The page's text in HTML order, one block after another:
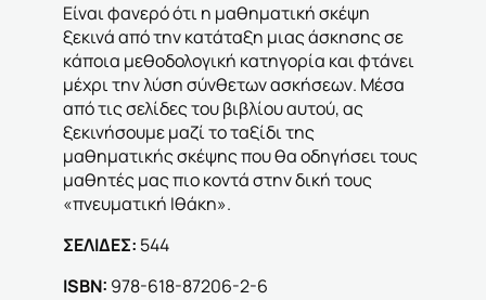
Είναι φανερό ότι η μαθηματική σκέψη
ξεκινά από την κατάταξη μιας άσκησης σε
κάποια μεθοδολογική κατηγορία και φτάνει
μέχρι την λύση σύνθετων ασκήσεων. Μέσα
από τις σελίδες του βιβλίου αυτού, ας
ξεκινήσουμε μαζί το ταξίδι της
μαθηματικής σκέψης που θα οδηγήσει τους
μαθητές μας πιο κοντά στην δική τους
«πνευματική Ιθάκη».
ΣΕΛΙΔΕΣ: 544
ΙSBN: 978-618-87206-2-6